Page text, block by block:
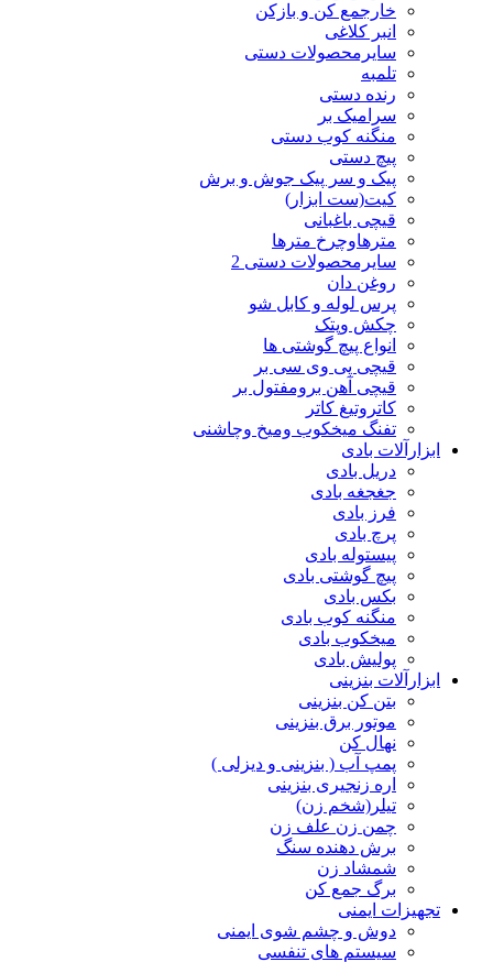
خارجمع کن و بازکن
انبر کلاغی
سایرمحصولات دستی
تلمبه
رنده دستی
سرامیک بر
منگنه کوب دستی
پیچ دستی
پیک و سر پیک جوش و برش
کیت(ست ابزار)
قیچی باغبانی
مترهاوچرخ مترها
سایرمحصولات دستی 2
روغن دان
پرس لوله و کابل شو
چکش وپتک
انواع پیچ گوشتی ها
قیچی پی وی سی بر
قیچی آهن برومفتول بر
کاتروتیغ کاتر
تفنگ میخکوب ومیخ وچاشنی
ابزارآلات بادی
دریل بادی
جغجغه بادی
فرز بادی
پرچ بادی
پیستوله بادی
پیچ گوشتی بادی
بکس بادی
منگنه کوب بادی
میخکوب بادی
پولیش بادی
ابزارآلات بنزینی
بتن کن بنزینی
موتور برق بنزینی
نهال کن
پمپ آب ( بنزینی و دیزلی )
اره زنجیری بنزینی
تیلر(شخم زن)
چمن زن علف زن
برش دهنده سنگ
شمشاد زن
برگ جمع کن
تجهیزات ایمنی
دوش و چشم شوی ایمنی
سیستم های تنفسی